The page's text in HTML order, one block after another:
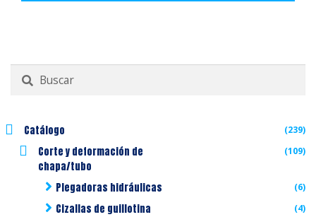
Buscar
por:
Catálogo (239)
Corte y deformación de
chapa/tubo
(109)
Plegadoras hidráulicas (6)
Cizallas de guillotina (4)